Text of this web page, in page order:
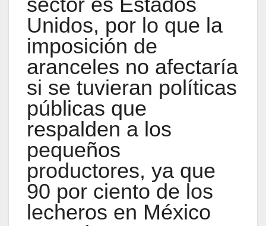
Unidos, por lo que la
imposición de
aranceles no afectaría
si se tuvieran políticas
públicas que
respalden a los
pequeños
productores, ya que
90 por ciento de los
lecheros en México